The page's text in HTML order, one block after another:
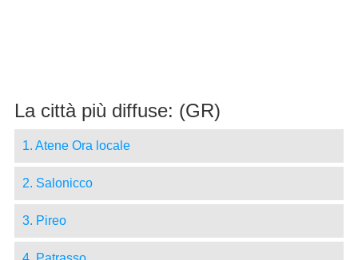
La città più diffuse: (GR)
1. Atene Ora locale
2. Salonicco
3. Pireo